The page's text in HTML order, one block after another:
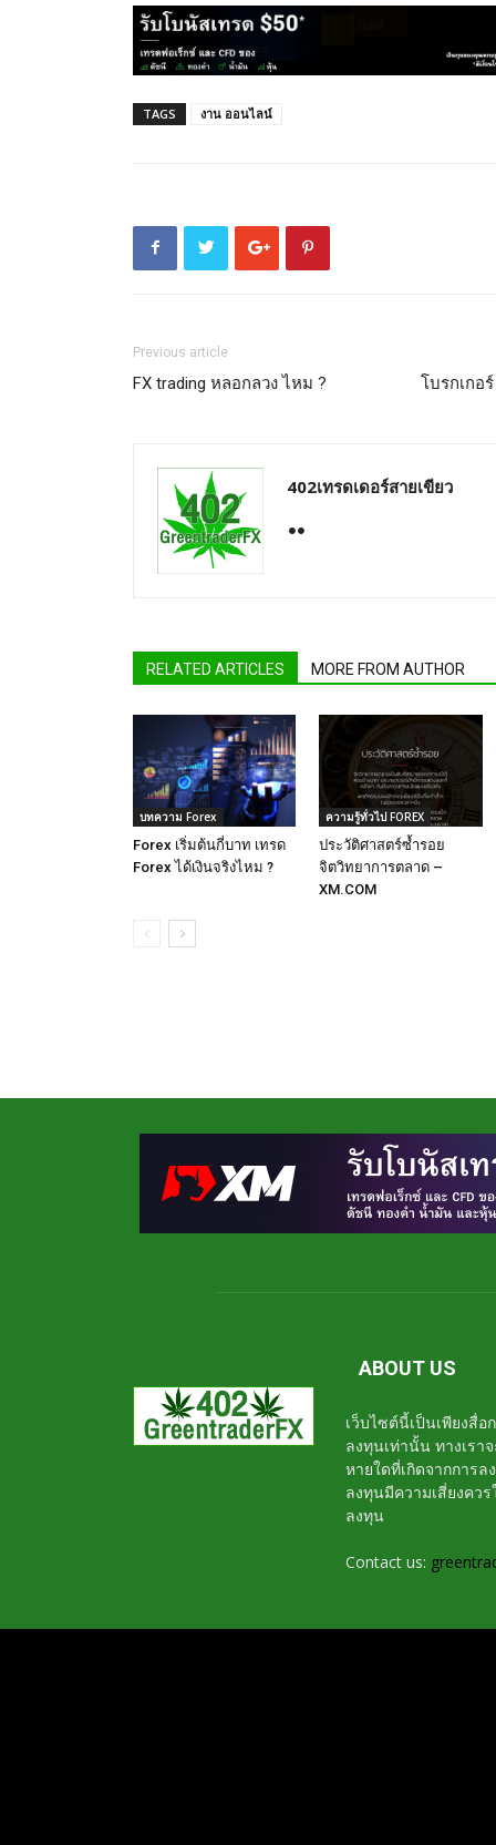
TAGS งาน ออนไลน์
Previous article
FX trading หลอกลวง ไหม ? โบรกเกอ
402เทรดเดอร์สายเขียว
RELATED ARTICLES MORE FROM AUTHOR
บทความ Forex
Forex เริ่มต้นกี่บาท เทรด
Forex ได้เงินจริงไหม ?
ความรู้ทั่วไป FOREX
ประวัติศาสตร์ซ้ำรอย
จิตวิทยาการตลาด –
XM.COM
ABOUT US
เว็บไซต์นี้เป็นเพียงสื่
ลงทุนเท่านั้น ทางเรา
หายใดที่เกิดจากการ
ลงทุนมีความเสี่ยงค
ลงทุน
Contact us: